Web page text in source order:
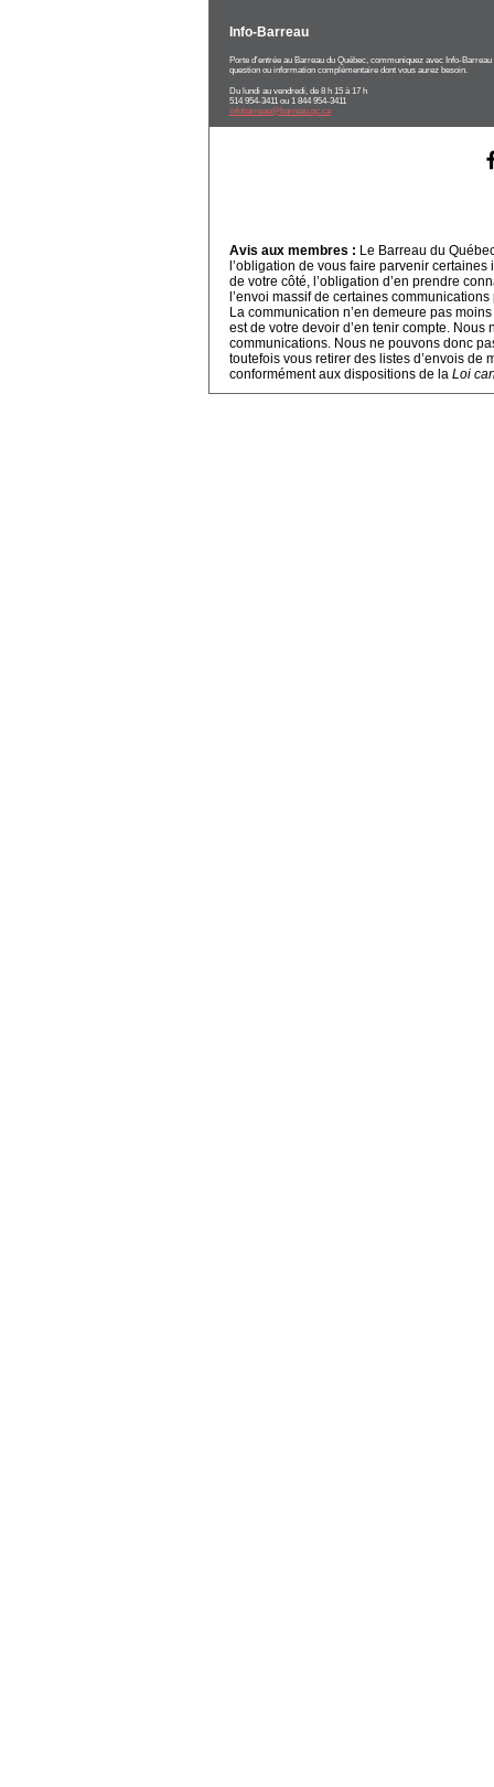
Info-Barreau
Porte d'entrée au Barreau du Québec, communiquez avec Info-Barreau
question ou information complémentaire dont vous aurez besoin.
Du lundi au vendredi, de 8 h 15 à 17 h
514 954-3411 ou 1 844 954-3411
infobarreau@barreau.qc.ca
Avis aux membres : Le Barreau du
l’obligation de vous faire parvenir
de votre côté, l’obligation d’en prendre
l’envoi massif de certaines
La communication n’en demeure pas
est de votre devoir d’en tenir compte.
communications. Nous ne pouvons donc
toutefois vous retirer des listes d’envois
conformément aux dispositions de la Loi